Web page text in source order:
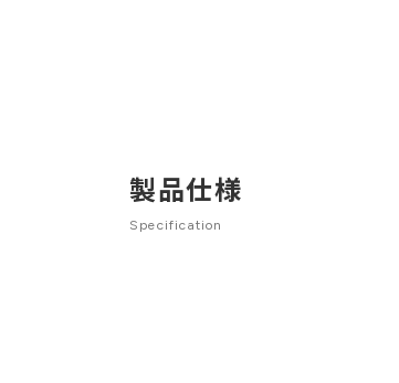
製品仕様
Specification